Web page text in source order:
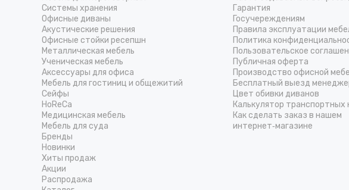
Системы хранения
Офисные диваны
Акустические решения
Офисные стойки ресепшн
Металлическая мебель
Ученическая мебель
Аксессуары для офиса
Мебель для гостиниц и общежитий
Cейфы
HoReCa
Медицинская мебель
Мебель для суда
Бренды
Новинки
Хиты продаж
Акции
Распродажа
Гарантия
Госучереждениям
Правила эксплуатации
Политика
Пользовательское
Публичная оферта
Производство офисной
Бесплатный выезд
Цвет обивки диванов
Калькулятор транспортных
Как сделать заказ в нашем
интернет‑магазине